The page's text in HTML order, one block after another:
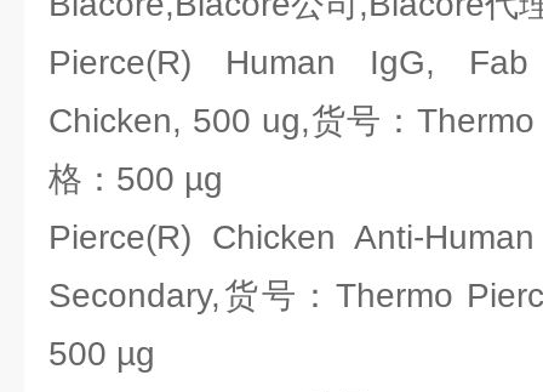
Pierce(R) Human IgG, Fab
Chicken, 500 ug,货号：
格：500 µg
Pierce(R) Chicken Anti-
Secondary,货号：Thermo
500 µg